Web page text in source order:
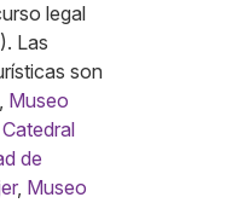
legal
Las
son
, Museo
Catedral
de
, Museo